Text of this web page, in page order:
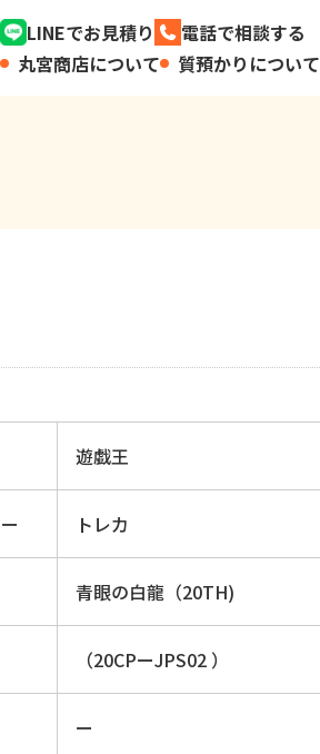
LINEでお見積り
電話で相談する
丸宮商店について
質預かりについて
遊戯王
トレカ
青眼の白龍（20TH)
（20CPーJPS02 ）
ー